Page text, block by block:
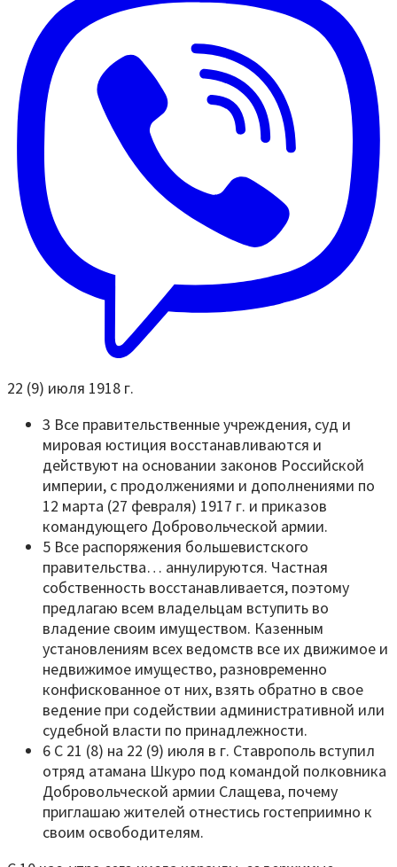
22 (9) июля 1918 г.
3 Все правительственные учреждения, суд и
мировая юстиция восстанавливаются и
действуют на основании законов Российской
империи, с продолжениями и дополнениями по
12 марта (27 февраля) 1917 г. и приказов
командующего Добровольческой армии.
5 Все распоряжения большевистского
правительства… аннулируются. Частная
собственность восстанавливается, поэтому
предлагаю всем владельцам вступить во
владение своим имуществом. Казенным
установлениям всех ведомств все их движимое и
недвижимое имущество, разновременно
конфискованное от них, взять обратно в свое
ведение при содействии административной или
судебной власти по принадлежности.
6 С 21 (8) на 22 (9) июля в г. Ставрополь вступил
отряд атамана Шкуро под командой полковника
Добровольческой армии Слащева, почему
приглашаю жителей отнестись гостеприимно к
своим освободителям.